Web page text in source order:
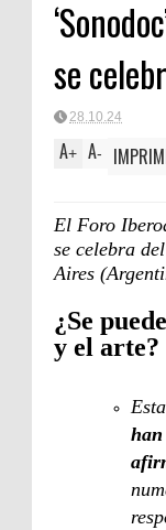
se
28.10.24
A+ A-
El Foro
se celebra
Aires
¿Se
y el arte?
han